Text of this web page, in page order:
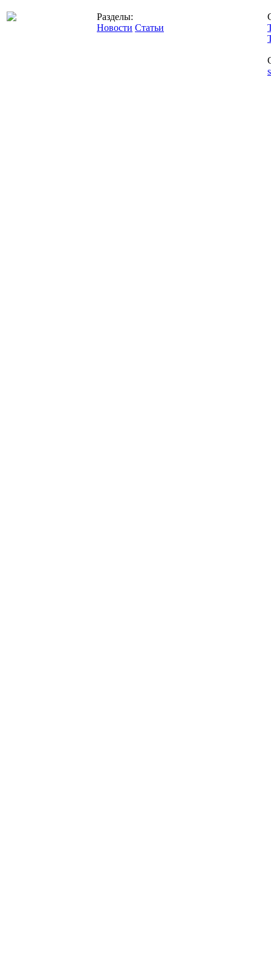
Разделы:
Новости Статьи